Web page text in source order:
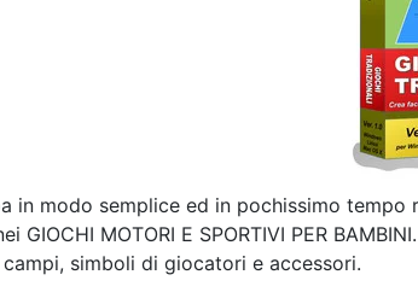
in modo semplice ed in pochissimo
GIOCHI MOTORI E SPORTIVI PER
simboli di giocatori e accessori.